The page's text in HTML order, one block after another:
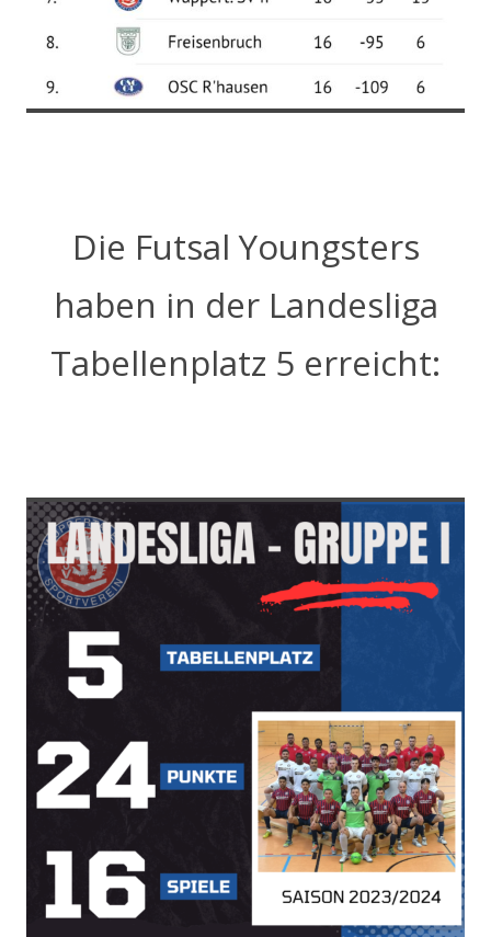
Die Futsal Youngsters
haben in der Landesliga
Tabellenplatz 5 erreicht: